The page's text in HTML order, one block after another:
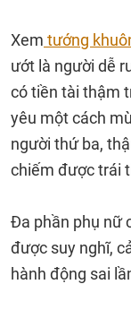
Xem tướng
ướt là người dễ
có tiền tài thậm
yêu một cách
người thứ ba,
chiếm được trái
Đa phần phụ nữ
được suy nghĩ,
hành động sai